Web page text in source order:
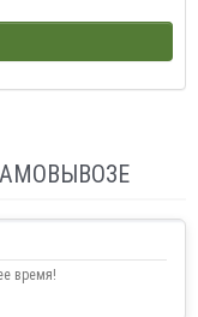
время!